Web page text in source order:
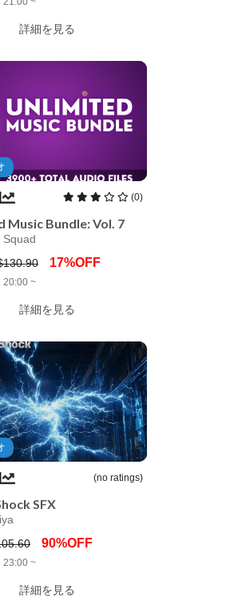
詳細を見る
(0)
Music Bundle: Vol. 7
17%OFF
20:00 ~
詳細を見る
Jump AssetStore
(no ratings)
SFX
90%OFF
23:00 ~
詳細を見る
Jump AssetStore